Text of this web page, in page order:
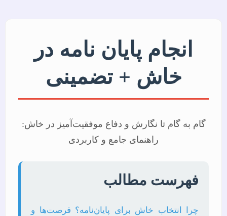
انجام پایان نامه در
خاش + تضمینی
گام به گام تا نگارش و دفاع موفقیت‌آمیز در خاش:
راهنمای جامع و کاربردی
فهرست مطالب
چرا انتخاب خاش برای پایان‌نامه؟ فرصت‌ها و